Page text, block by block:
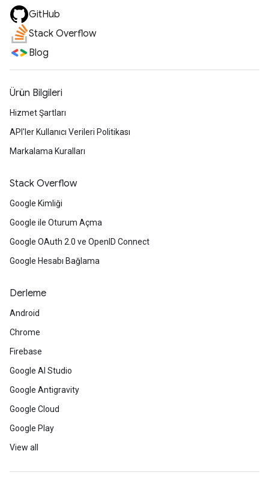
GitHub
Stack Overflow
Blog
Ürün Bilgileri
Hizmet Şartları
API'ler Kullanıcı Verileri Politikası
Markalama Kuralları
Stack Overflow
Google Kimliği
Google ile Oturum Açma
Google OAuth 2.0 ve OpenID Connect
Google Hesabı Bağlama
Derleme
Android
Chrome
Firebase
Google AI Studio
Google Antigravity
Google Cloud
Google Play
View all